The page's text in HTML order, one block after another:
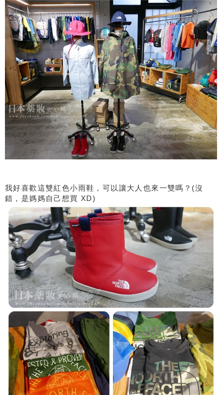
我好喜歡這雙紅色小雨鞋，可以讓大人也來一雙嗎？(沒
錯，是媽媽自己想買 XD)